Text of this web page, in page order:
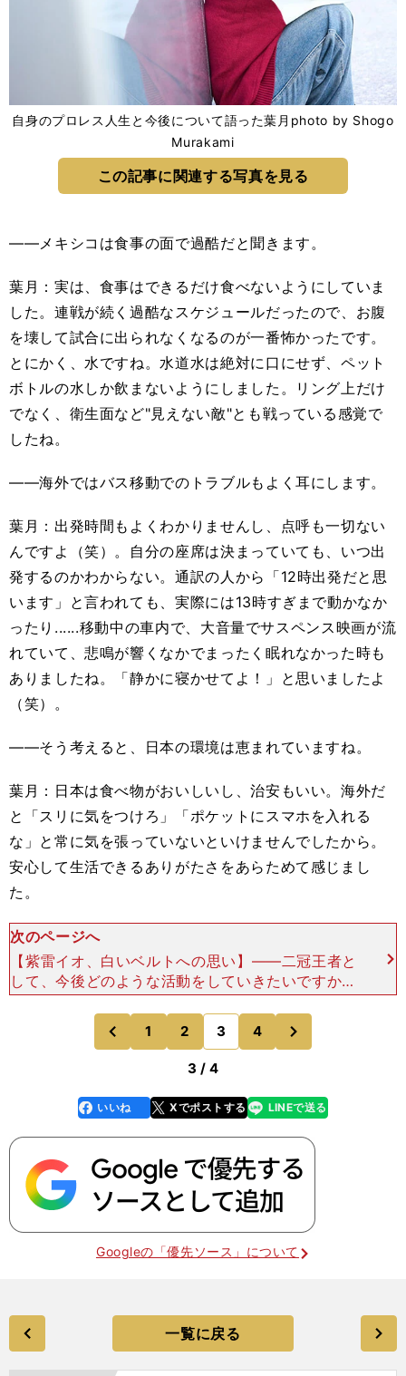
自身のプロレス人生と今後について語った葉月photo by Shogo
Murakami
この記事に関連する写真を見る
――メキシコは食事の面で過酷だと聞きます。
葉月：実は、食事はできるだけ食べないようにしていま
した。連戦が続く過酷なスケジュールだったので、お腹
を壊して試合に出られなくなるのが一番怖かったです。
とにかく、水ですね。水道水は絶対に口にせず、ペット
ボトルの水しか飲まないようにしました。リング上だけ
でなく、衛生面など"見えない敵"とも戦っている感覚で
したね。
――海外ではバス移動でのトラブルもよく耳にします。
葉月：出発時間もよくわかりませんし、点呼も一切ない
んですよ（笑）。自分の座席は決まっていても、いつ出
発するのかわからない。通訳の人から「12時出発だと思
います」と言われても、実際には13時すぎまで動かなか
ったり......移動中の車内で、大音量でサスペンス映画が流
れていて、悲鳴が響くなかでまったく眠れなかった時も
ありましたね。「静かに寝かせてよ！」と思いましたよ
（笑）。
――そう考えると、日本の環境は恵まれていますね。
葉月：日本は食べ物がおいしいし、治安もいい。海外だ
と「スリに気をつけろ」「ポケットにスマホを入れる
な」と常に気を張っていないといけませんでしたから。
安心して生活できるありがたさをあらためて感じまし
た。
次のページへ
【紫雷イオ、白いベルトへの思い】――二冠王者と
して、今後どのような活動をしていきたいですか？
葉月：スターダムのベルトではないですが、だから
こそ、より世界に広く発信していけると考えていま
す。世界を舞
前
のページへ
1 2 3 4
のページへ
3 / 4
faceboo
k
いいね Xでポストする
line LINEで送る
Googleの「優先ソース」について
一覧に戻る